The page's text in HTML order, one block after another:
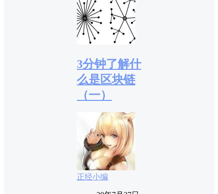
3分钟了解什
么是区块链
（一）
正经小编